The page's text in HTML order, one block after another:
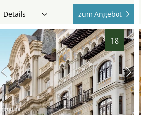
Details zum Angebot
18
hotel.de